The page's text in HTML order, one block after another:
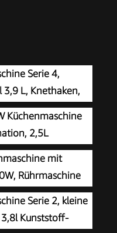
Serie 4,
3,9 L, Knethaken,
Edelstahl
L,
1000 W, Weiß,
Küchenmaschine
2,5L
Gemüse und
2
für
mit
Rührmaschine
5L
Rutschfest,
und
Serie 2, kleine
Kunststoff-